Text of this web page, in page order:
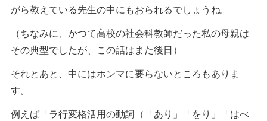
がら教えている先生の中にもおられるでしょうね。
（ちなみに、かつて高校の社会科教師だった私の母親は
その典型でしたが、この話はまた後日）
それとあと、中にはホンマに要らないところもありま
す。
例えば「ラ行変格活用の動詞（「あり」「をり」「はべ